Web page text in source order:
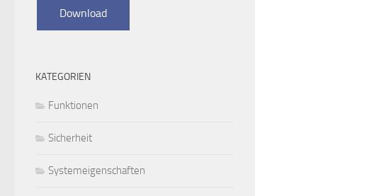
KATEGORIEN
Funktionen
Sicherheit
Systemeigenschaften